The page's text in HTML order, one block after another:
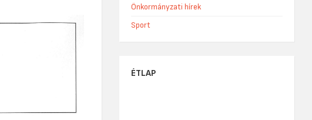
Önkormányzati hírek
Sport
ÉTLAP